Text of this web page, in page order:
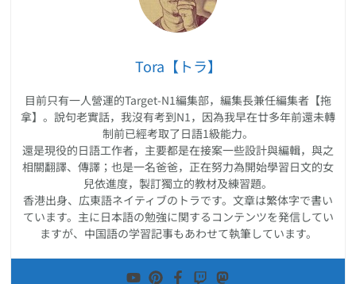
Tora【トラ】
目前只有一人營運的Target-N1編集部，編集長兼任編集者【拖
拿】。說句老實話，我沒有考到N1，因為我早在廿多年前還未轉
制前已經考取了日語1級能力。
還是現役的日語工作者，主要都是在接案一些設計與編輯，與之
相關翻譯、傳譯；也是一名爸爸，正在努力為開始學習日文的女
兒依進度，製訂獨立的教材及練習題。
香港出身、広東語ネイティブのトラです。文章は繁体字で書い
ています。主に日本語の勉強に関するコンテンツを発信してい
ますが、中国語の学習記事もあわせて執筆しています。